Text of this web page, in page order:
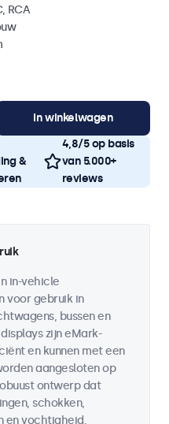
RCA
In winkelwagen
&
4,8/5 op basis
van 5.000+
reviews
in-vehicle
voor gebruik in
bussen en
zijn eMark-
en kunnen met een
aangesloten op
ontwerp dat
schokken,
en vochtigheid,